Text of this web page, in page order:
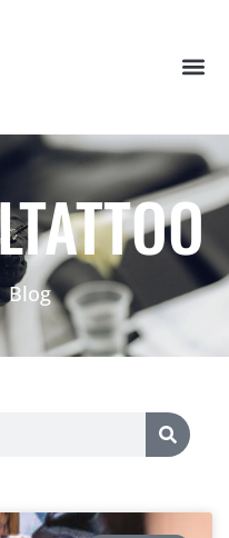
Blog